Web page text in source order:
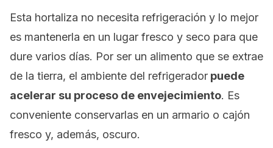
Esta hortaliza no necesita refrigeración y lo mejor
es mantenerla en un lugar fresco y seco para que
dure varios días. Por ser un alimento que se extrae
de la tierra, el ambiente del refrigerador puede
acelerar su proceso de envejecimiento. Es
conveniente conservarlas en un armario o cajón
fresco y, además, oscuro.